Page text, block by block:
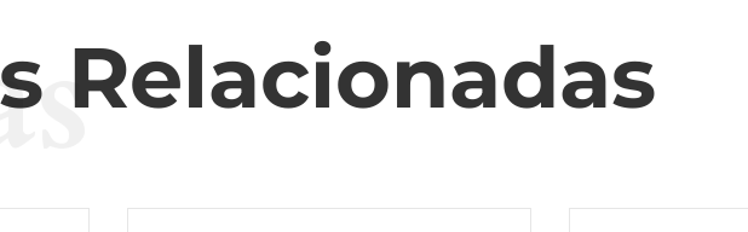
Relacionadas